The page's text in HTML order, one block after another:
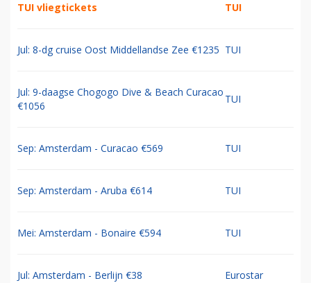
TUI vliegtickets TUI
Jul: 8-dg cruise Oost Middellandse Zee €1235 TUI
Jul: 9-daagse Chogogo Dive & Beach Curacao
€1056
TUI
Sep: Amsterdam - Curacao €569 TUI
Sep: Amsterdam - Aruba €614 TUI
Mei: Amsterdam - Bonaire €594 TUI
Jul: Amsterdam - Berlijn €38 Eurostar